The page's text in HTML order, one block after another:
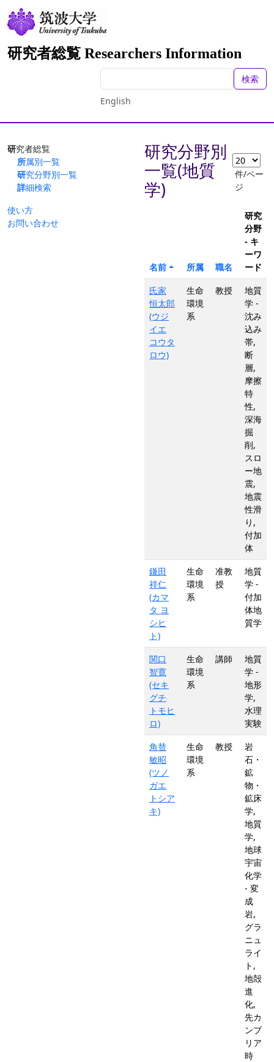
研究者総覧 Researchers Information
検索
English
研究者総覧
所属別一覧
研究分野別一覧
詳細検索
使い方
お問い合わせ
研究分野別
一覧(地質
学)
件/ペー
ジ
名前 所属 職名
研究
分野
- キ
ーワ
ード
氏家
恒太郎
(ウジ
イエ
コウタ
ロウ)
生命
環境
系
教授
地質
学 -
沈み
込み
帯,
断
層,
摩擦
特
性,
深海
掘
削,
スロ
ー地
震,
地震
性滑
り,
付加
体
鎌田
祥仁
(カマ
タ ヨ
シヒ
ト)
生命
環境
系
准教
授
地質
学 -
付加
体地
質学
関口
智寛
(セキ
グチ
トモヒ
ロ)
生命
環境
系
講師
地質
学 -
地形
学,
水理
実験
角替
敏昭
(ツノ
ガエ
トシア
キ)
生命
環境
系
教授
岩
石・
鉱
物・
鉱床
学,
地質
学,
地球
宇宙
化学
- 変
成
岩,
グラ
ニュ
ライ
ト,
地殻
進
化,
先カ
ンブ
リア
時